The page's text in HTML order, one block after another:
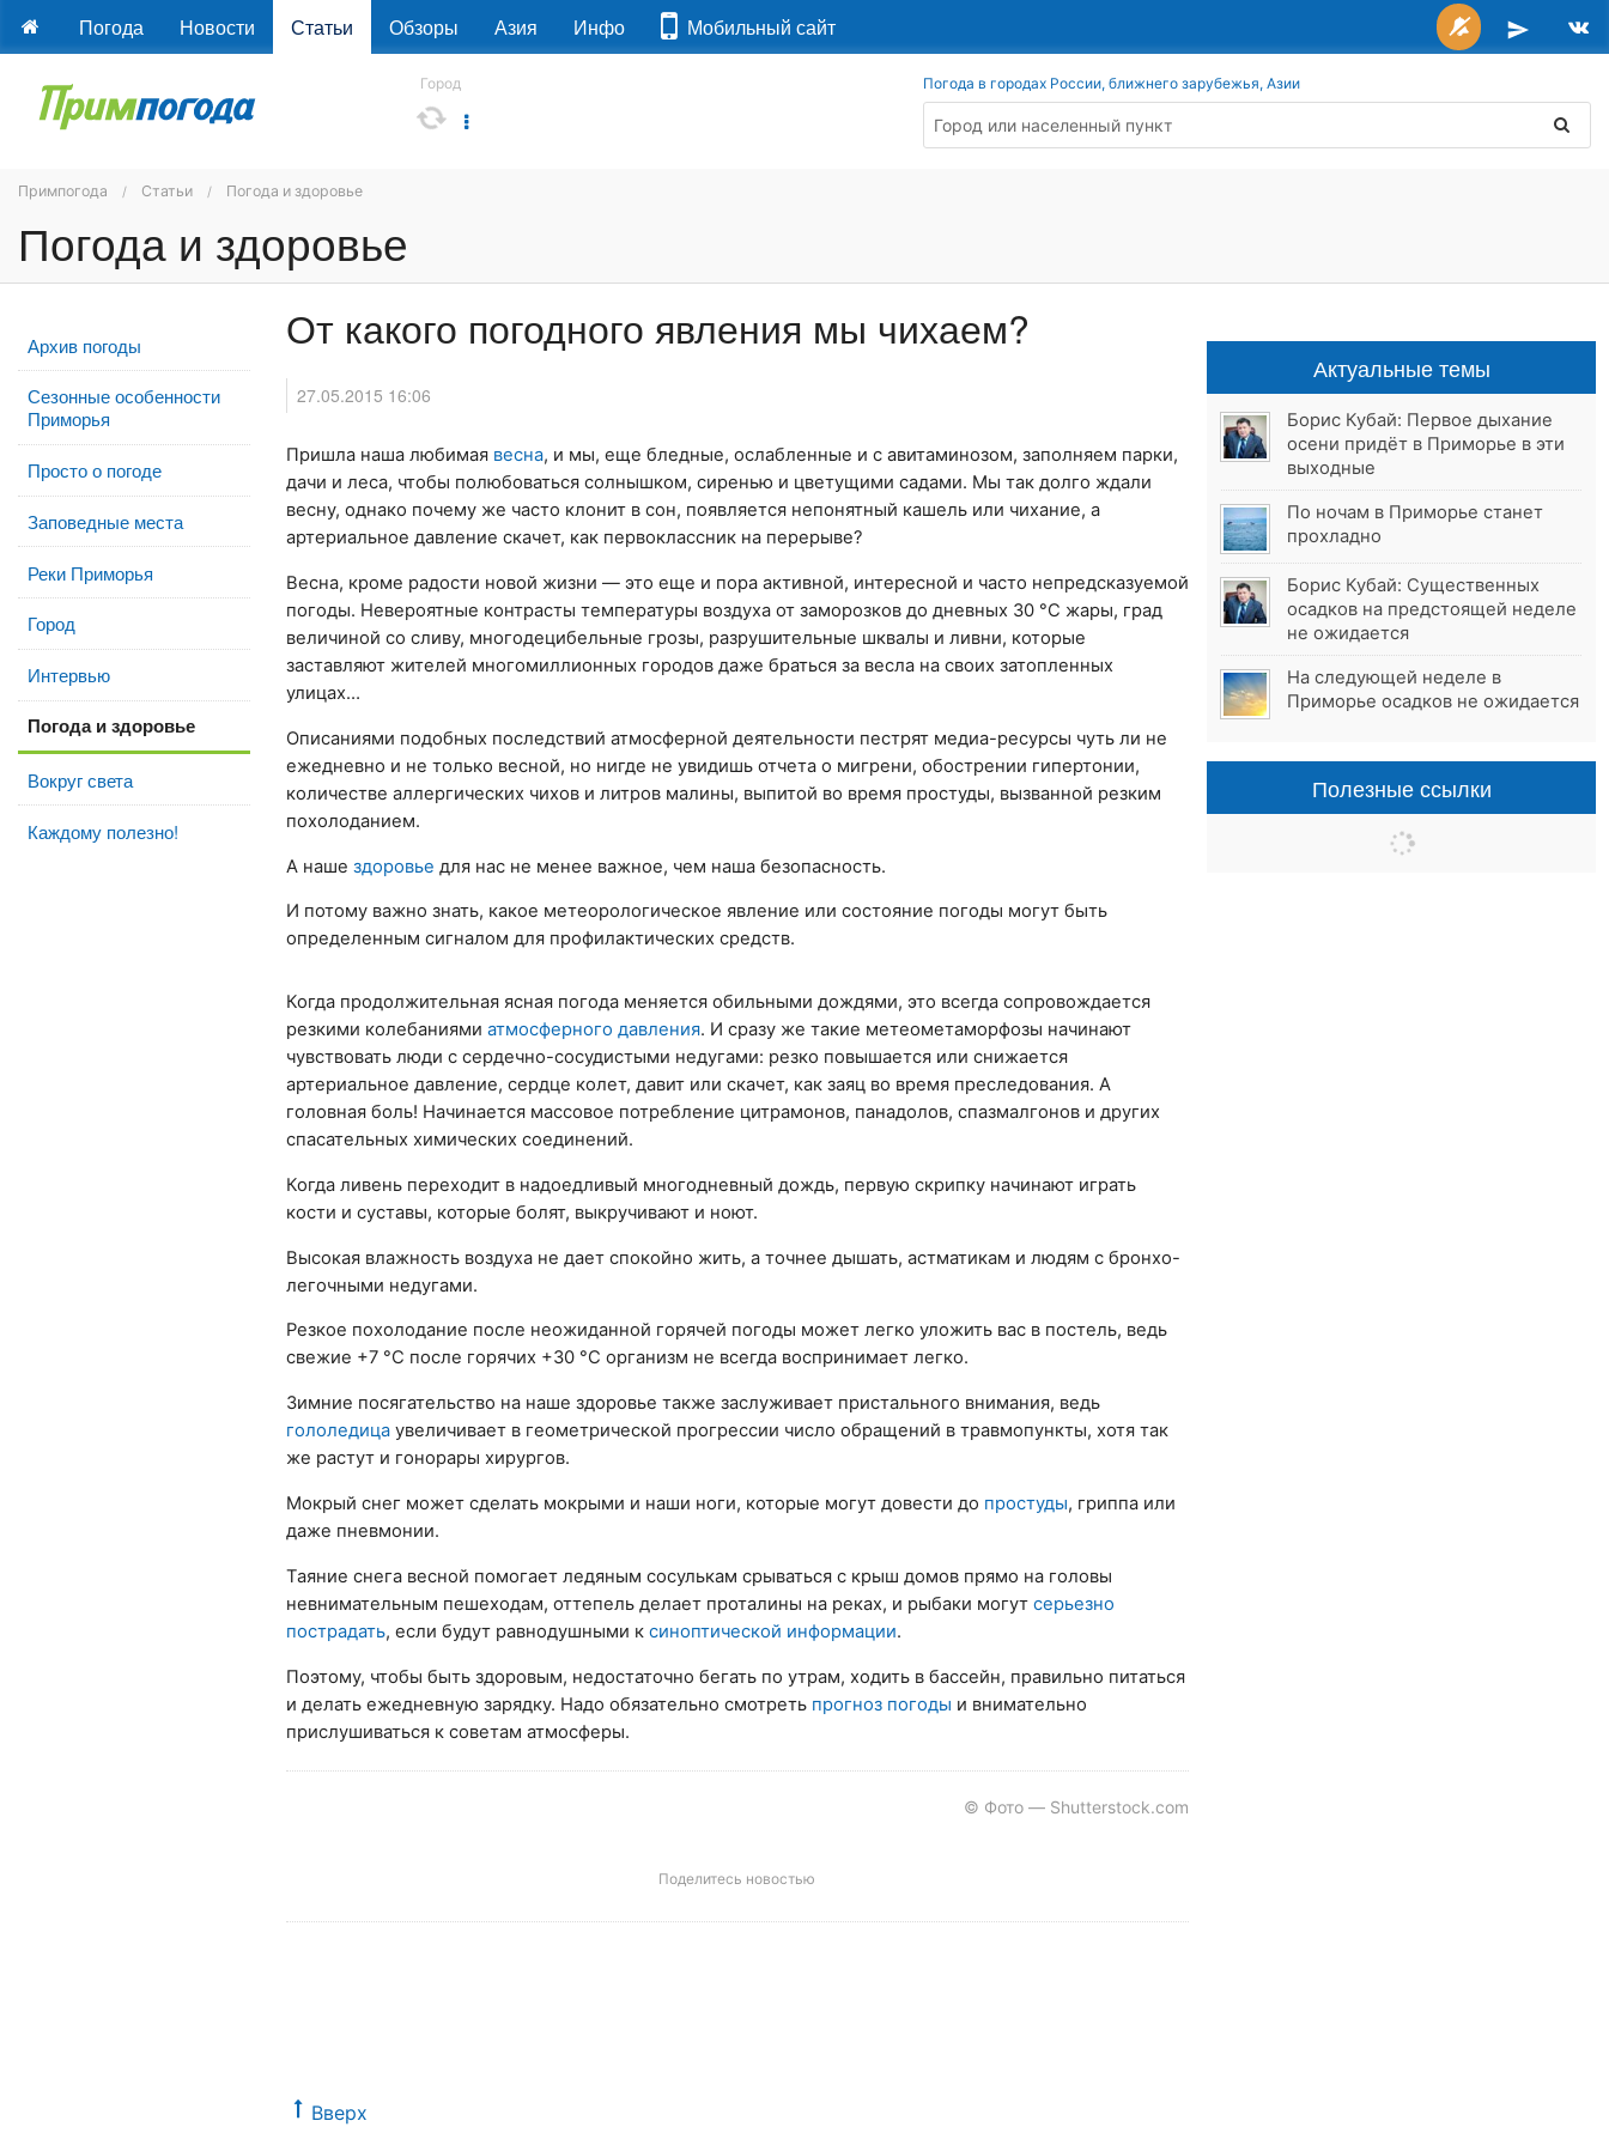
Погода Новости Статьи Обзоры Азия Инфо Мобильный сайт
Город Погода в городах России, ближнего зарубежья, Азии
Примпогода Статьи Погода и здоровье
Погода и здоровье
Архив погоды
Сезонные особенности
Приморья
Просто о погоде
Заповедные места
Реки Приморья
Город
Интервью
Погода и здоровье
Вокруг света
Каждому полезно!
От какого погодного явления мы чихаем?
27.05.2015 16:06
Пришла наша любимая весна, и мы, еще бледные, ослабленные и с авитаминозом, заполняем парки,
дачи и леса, чтобы полюбоваться солнышком, сиренью и цветущими садами. Мы так долго ждали
весну, однако почему же часто клонит в сон, появляется непонятный кашель или чихание, а
артериальное давление скачет, как первоклассник на перерыве?
Весна, кроме радости новой жизни — это еще и пора активной, интересной и часто непредсказуемой
погоды. Невероятные контрасты температуры воздуха от заморозков до дневных 30 °C жары, град
величиной со сливу, многодецибельные грозы, разрушительные шквалы и ливни, которые
заставляют жителей многомиллионных городов даже браться за весла на своих затопленных
улицах…
Описаниями подобных последствий атмосферной деятельности пестрят медиа-ресурсы чуть ли не
ежедневно и не только весной, но нигде не увидишь отчета о мигрени, обострении гипертонии,
количестве аллергических чихов и литров малины, выпитой во время простуды, вызванной резким
похолоданием.
А наше здоровье для нас не менее важное, чем наша безопасность.
И потому важно знать, какое метеорологическое явление или состояние погоды могут быть
определенным сигналом для профилактических средств.
Когда продолжительная ясная погода меняется обильными дождями, это всегда сопровождается
резкими колебаниями атмосферного давления. И сразу же такие метеометаморфозы начинают
чувствовать люди с сердечно-сосудистыми недугами: резко повышается или снижается
артериальное давление, сердце колет, давит или скачет, как заяц во время преследования. А
головная боль! Начинается массовое потребление цитрамонов, панадолов, спазмалгонов и других
спасательных химических соединений.
Когда ливень переходит в надоедливый многодневный дождь, первую скрипку начинают играть
кости и суставы, которые болят, выкручивают и ноют.
Высокая влажность воздуха не дает спокойно жить, а точнее дышать, астматикам и людям с бронхо-
легочными недугами.
Резкое похолодание после неожиданной горячей погоды может легко уложить вас в постель, ведь
свежие +7 °C после горячих +30 °C организм не всегда воспринимает легко.
Зимние посягательство на наше здоровье также заслуживает пристального внимания, ведь
гололедица увеличивает в геометрической прогрессии число обращений в травмопункты, хотя так
же растут и гонорары хирургов.
Мокрый снег может сделать мокрыми и наши ноги, которые могут довести до простуды, гриппа или
даже пневмонии.
Таяние снега весной помогает ледяным сосулькам срываться с крыш домов прямо на головы
невнимательным пешеходам, оттепель делает проталины на реках, и рыбаки могут серьезно
пострадать, если будут равнодушными к синоптической информации.
Поэтому, чтобы быть здоровым, недостаточно бегать по утрам, ходить в бассейн, правильно питаться
и делать ежедневную зарядку. Надо обязательно смотреть прогноз погоды и внимательно
прислушиваться к советам атмосферы.
© Фото — Shutterstock.com
Поделитесь новостью
Вверх
Актуальные темы
Борис Кубай: Первое дыхание
осени придёт в Приморье в эти
выходные
По ночам в Приморье станет
прохладно
Борис Кубай: Существенных
осадков на предстоящей неделе
не ожидается
На следующей неделе в
Приморье осадков не ожидается
Полезные ссылки